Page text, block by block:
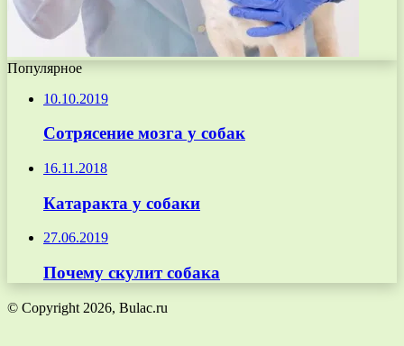
Популярное
10.10.2019
Сотрясение мозга у собак
16.11.2018
Катаракта у собаки
27.06.2019
Почему скулит собака
© Copyright 2026, Bulac.ru